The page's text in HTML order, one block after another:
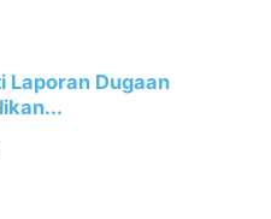
Laporan Dugaan